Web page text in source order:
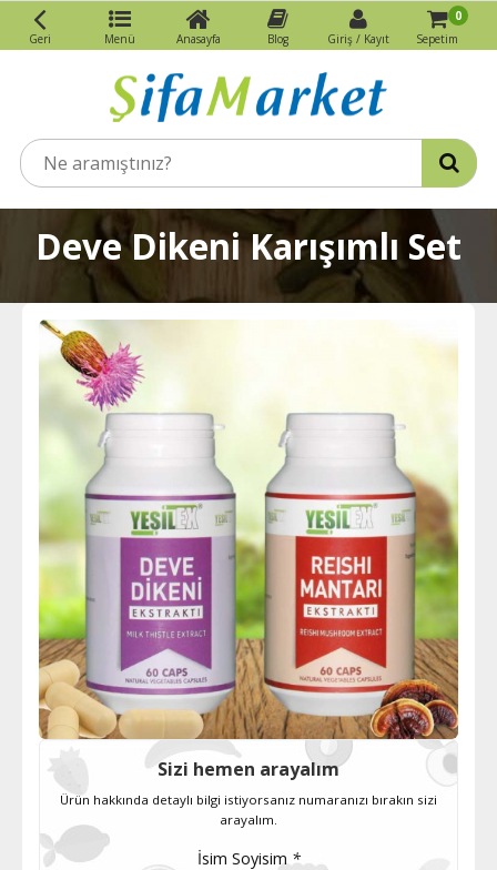
Deve Dikeni Karışımlı Set
Sizi hemen arayalım
Ürün hakkında detaylı bilgi istiyorsanız numaranızı bırakın sizi
arayalım.
İsim Soyisim *
Geri Menü Anasayfa Blog Giriş / Kayıt Sepetim
0